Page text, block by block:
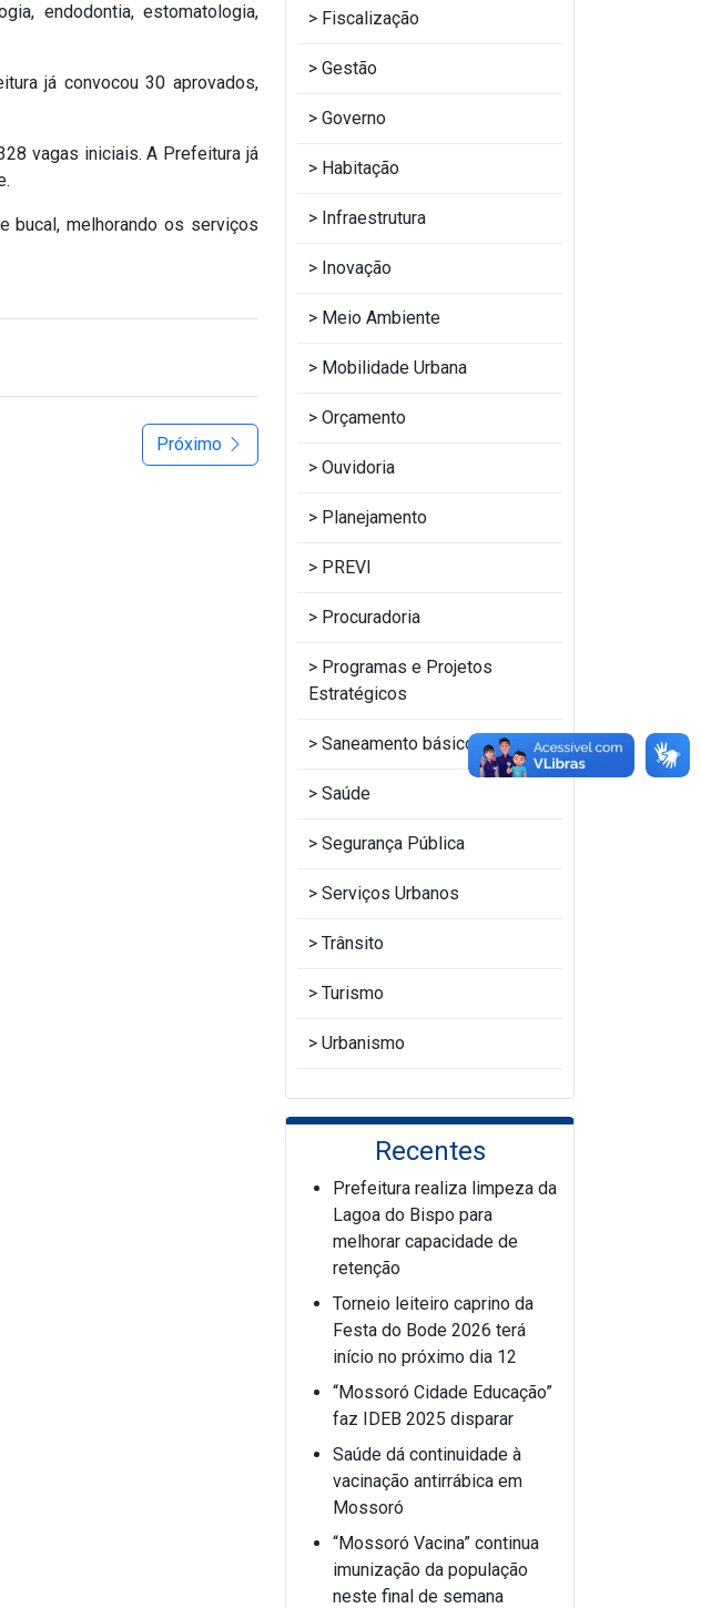
endodontia, estomatologia,
já convocou 30 aprovados,
vagas iniciais. A Prefeitura já
bucal, melhorando os serviços
Próximo
Fiscalização
Gestão
Governo
Habitação
Infraestrutura
Inovação
Meio Ambiente
Mobilidade Urbana
Orçamento
Ouvidoria
Planejamento
PREVI
Procuradoria
Programas e Projetos
Estratégicos
Saneamento básico
Saúde
Segurança Pública
Serviços Urbanos
Trânsito
Turismo
Urbanismo
Recentes
Prefeitura realiza limpeza da
Lagoa do Bispo para
melhorar capacidade de
retenção
Torneio leiteiro caprino da
Festa do Bode 2026 terá
início no próximo dia 12
“Mossoró Cidade Educação”
faz IDEB 2025 disparar
Saúde dá continuidade à
vacinação antirrábica em
Mossoró
“Mossoró Vacina” continua
imunização da população
neste final de semana